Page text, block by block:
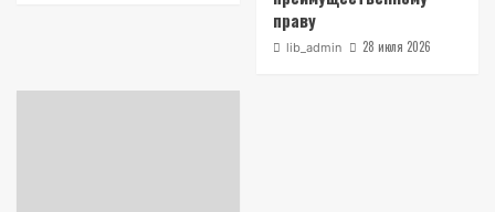
праву
lib_admin 28 июля 2026